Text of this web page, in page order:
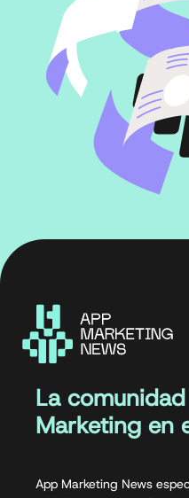
La
Marketing en
App Marketing News